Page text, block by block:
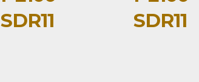
SDR11
SDR11